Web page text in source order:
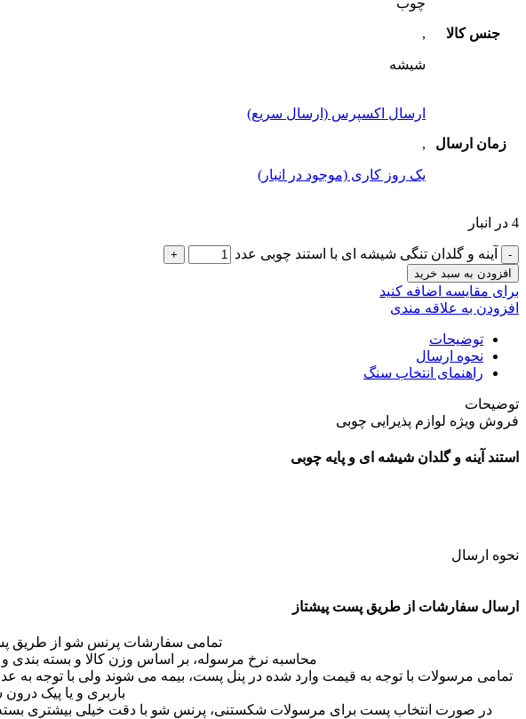
جنس کالا
چوب
,
شیشه
زمان ارسال
ارسال اکسپرس (ارسال سریع)
,
یک روز کاری (موجود در انبار)
4 در انبار
آینه و گلدان تنگی شیشه ای با استند چوبی عدد
افزودن به سبد خرید
برای مقایسه اضافه کنید
افزودن به علاقه مندی
توضیحات
نحوه ارسال
راهنمای انتخاب سنگ
توضیحات
فروش ویژه لوازم پذیرایی چوبی
استند آینه و گلدان شیشه ای و پایه چوبی
نحوه ارسال
ارسال سفارشات از طریق پست پیشتاز
تمامی سفارشات پرنس شو از طریق
محاسبه نرخ مرسوله، بر اساس وزن کالا و بسته
تمامی مرسولات با توجه به قیمت وارد شده در پنل پست، بیمه می شوند ولی با توجه
باربری و یا پیک درون
در صورت انتخاب پست برای مرسولات شکستنی، پرنس شو با دقت خیلی بیشتری